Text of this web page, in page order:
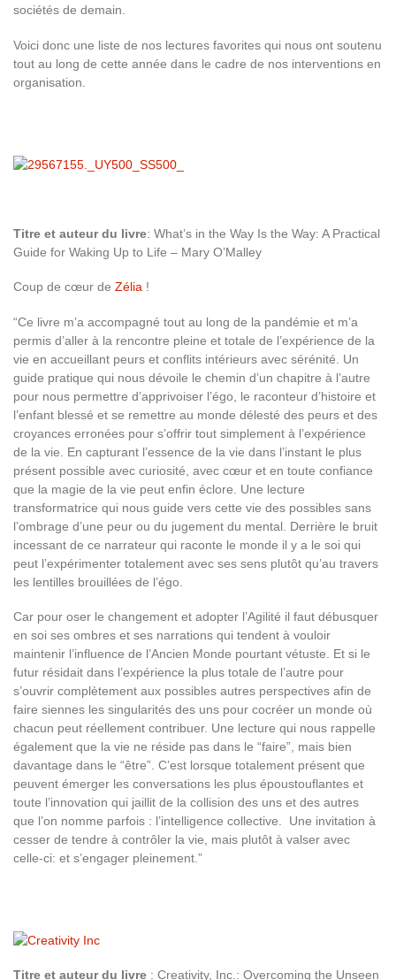
sociétés de demain.
Voici donc une liste de nos lectures favorites qui nous ont soutenu
tout au long de cette année dans le cadre de nos interventions en
organisation.
Titre et auteur du livre: What’s in the Way Is the Way: A Practical
Guide for Waking Up to Life – Mary O’Malley
Coup de cœur de Zélia !
“Ce livre m’a accompagné tout au long de la pandémie et m’a
permis d’aller à la rencontre pleine et totale de l’expérience de la
vie en accueillant peurs et conflits intérieurs avec sérénité. Un
guide pratique qui nous dévoile le chemin d’un chapitre à l’autre
pour nous permettre d’apprivoiser l’égo, le raconteur d’histoire et
l’enfant blessé et se remettre au monde délesté des peurs et des
croyances erronées pour s’offrir tout simplement à l’expérience
de la vie. En capturant l’essence de la vie dans l’instant le plus
présent possible avec curiosité, avec cœur et en toute confiance
que la magie de la vie peut enfin éclore. Une lecture
transformatrice qui nous guide vers cette vie des possibles sans
l’ombrage d’une peur ou du jugement du mental. Derrière le bruit
incessant de ce narrateur qui raconte le monde il y a le soi qui
peut l’expérimenter totalement avec ses sens plutôt qu’au travers
les lentilles brouillées de l’égo.
Car pour oser le changement et adopter l’Agilité il faut débusquer
en soi ses ombres et ses narrations qui tendent à vouloir
maintenir l’influence de l’Ancien Monde pourtant vétuste. Et si le
futur résidait dans l’expérience la plus totale de l’autre pour
s’ouvrir complètement aux possibles autres perspectives afin de
faire siennes les singularités des uns pour cocréer un monde où
chacun peut réellement contribuer. Une lecture qui nous rappelle
également que la vie ne réside pas dans le “faire”, mais bien
davantage dans le “être”. C’est lorsque totalement présent que
peuvent émerger les conversations les plus époustouflantes et
toute l’innovation qui jaillit de la collision des uns et des autres
que l’on nomme parfois : l’intelligence collective. Une invitation à
cesser de tendre à contrôler la vie, mais plutôt à valser avec
celle-ci: et s’engager pleinement.”
Titre et auteur du livre : Creativity, Inc.: Overcoming the Unseen